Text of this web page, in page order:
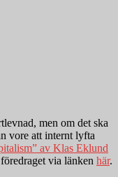
men om det ska
vore att internt lyfta
av Klas Eklund
via länken här.